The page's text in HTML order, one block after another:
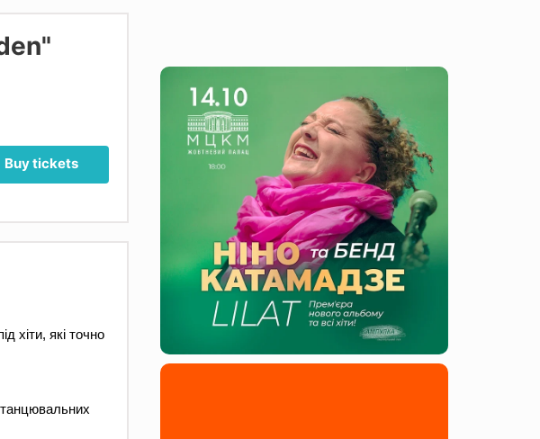
Buy tickets
хіти, які точно
танцювальних